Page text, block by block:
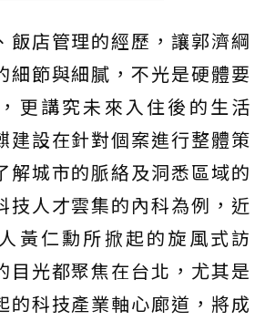
飯店管理的經歷，讓郭濟綱
細節與細膩，不光是硬體要
更講究未來入住後的生活
建設在針對個案進行整體策
解城市的脈絡及洞悉區域的
技人才雲集的內科為例，近
黃仁勳所掀起的旋風式訪
目光都聚焦在台北，尤其是
的科技產業軸心廊道，將成